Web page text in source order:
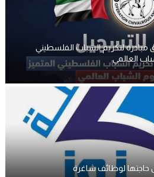
الشهم 3 تطلق مبادرة لتكريم الشباب الفلسطيني
العالمي
حاجتها لوظائف شاغرة